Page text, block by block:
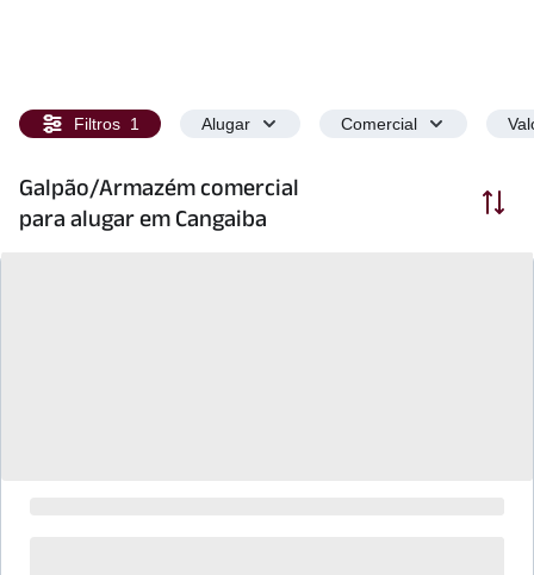
Filtros 1 Alugar Comercial
Galpão/Armazém comercial
para alugar em Cangaiba
Ordenar